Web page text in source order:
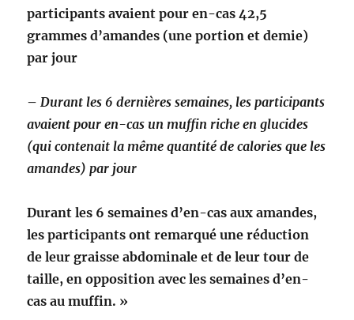
participants avaient pour en-cas 42,5
grammes d’amandes (une portion et demie)
par jour
– Durant les 6 dernières semaines, les participants
avaient pour en-cas un muffin riche en glucides
(qui contenait la même quantité de calories que les
amandes) par jour
Durant les 6 semaines d’en-cas aux amandes,
les participants ont remarqué une réduction
de leur graisse abdominale et de leur tour de
taille, en opposition avec les semaines d’en-
cas au muffin. »